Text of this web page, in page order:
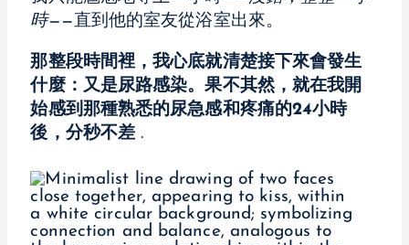
時——直到他的室友從浴室出來。
那整段時間裡，我心底就清楚接下來會發生
什麼：又是尿路感染。果不其然，就在我開
始感到那種熟悉的尿急感和疼痛的24小時
後，分秒不差.